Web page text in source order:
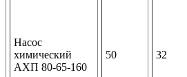
Насос
химический
АХП 80-65-160
50 32